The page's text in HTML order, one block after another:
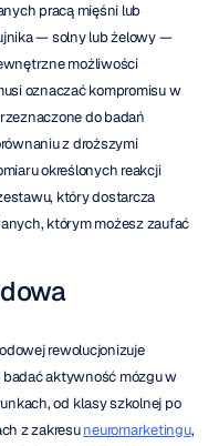
pracą mięśni lub
— solny lub żelowy —
możliwości
oznaczać kompromisu w
do badań
z droższymi
określonych reakcji
który dostarcza
którym możesz zaufać
rewolucjonizuje
badać aktywność mózgu w
od klasy szkolnej po
z zakresu neuromarketingu,